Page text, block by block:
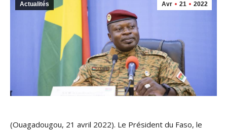
Avr 21 2022
Actualités
(Ouagadougou, 21 avril 2022). Le Président du Faso, le